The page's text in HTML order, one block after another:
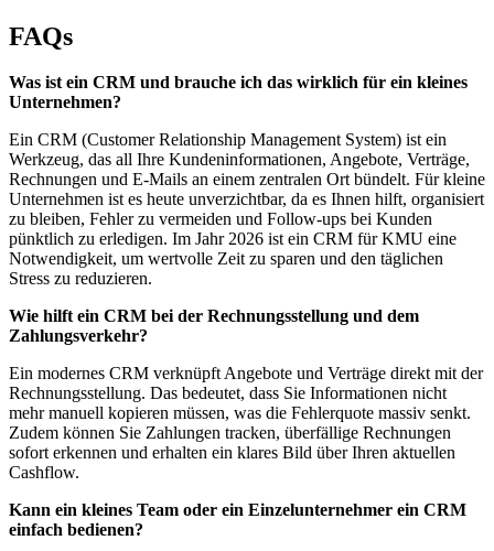
FAQs
Was ist ein CRM und brauche ich das wirklich für ein kleines
Unternehmen?
Ein CRM (Customer Relationship Management System) ist ein
Werkzeug, das all Ihre Kundeninformationen, Angebote, Verträge,
Rechnungen und E-Mails an einem zentralen Ort bündelt. Für kleine
Unternehmen ist es heute unverzichtbar, da es Ihnen hilft, organisiert
zu bleiben, Fehler zu vermeiden und Follow-ups bei Kunden
pünktlich zu erledigen. Im Jahr 2026 ist ein CRM für KMU eine
Notwendigkeit, um wertvolle Zeit zu sparen und den täglichen
Stress zu reduzieren.
Wie hilft ein CRM bei der Rechnungsstellung und dem
Zahlungsverkehr?
Ein modernes CRM verknüpft Angebote und Verträge direkt mit der
Rechnungsstellung. Das bedeutet, dass Sie Informationen nicht
mehr manuell kopieren müssen, was die Fehlerquote massiv senkt.
Zudem können Sie Zahlungen tracken, überfällige Rechnungen
sofort erkennen und erhalten ein klares Bild über Ihren aktuellen
Cashflow.
Kann ein kleines Team oder ein Einzelunternehmer ein CRM
einfach bedienen?